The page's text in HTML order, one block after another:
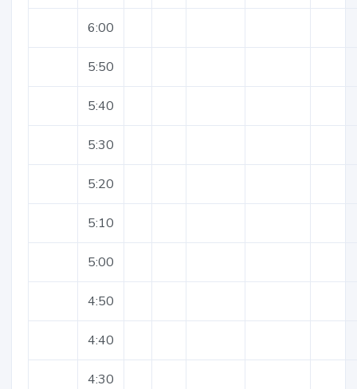
6:00
5:50
5:40
5:30
5:20
5:10
5:00
4:50
4:40
4:30